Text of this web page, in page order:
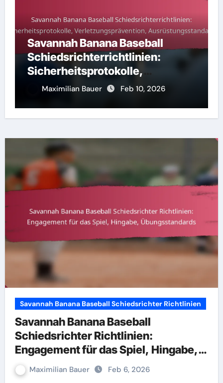
Banana Baseball
Maximilian Bauer Feb 10, 2026
Savannah Banana Baseball Schiedsrichter Richtlinien
Savannah Banana Baseball
Schiedsrichter Richtlinien:
Engagement für das Spiel, Hingabe,
Übungsstandards
Maximilian Bauer Feb 6, 2026